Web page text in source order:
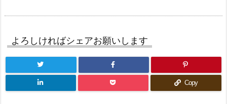
よろしければシェアお願いします
Copy